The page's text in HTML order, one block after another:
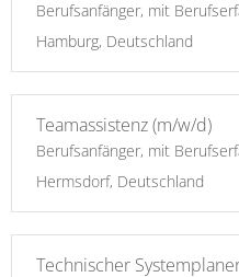
Berufsanfänger, mit
Hamburg, Deutschland
Teamassistenz (m/w/d)
Berufsanfänger, mit
Hermsdorf, Deutschland
Technischer